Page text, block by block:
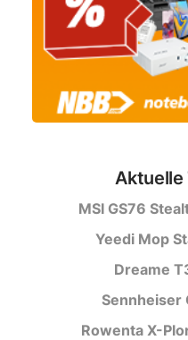
MSI GS76
Yeedi Mop
Dreame
Sennheiser
Rowenta X-